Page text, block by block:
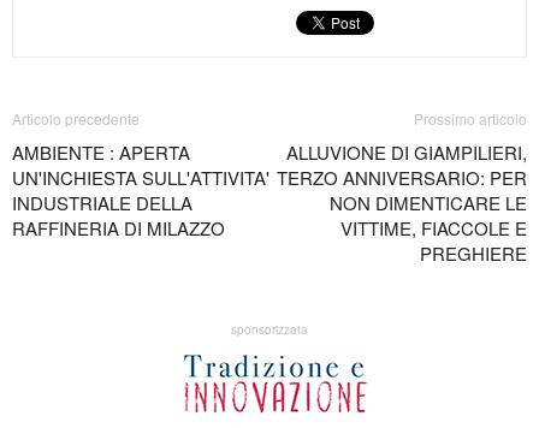
Articolo precedente
AMBIENTE : APERTA
UN'INCHIESTA SULL'ATTIVITA'
INDUSTRIALE DELLA
RAFFINERIA DI MILAZZO
Prossimo articolo
ALLUVIONE DI GIAMPILIERI,
TERZO ANNIVERSARIO: PER
NON DIMENTICARE LE
VITTIME, FIACCOLE E
PREGHIERE
sponsorizzata